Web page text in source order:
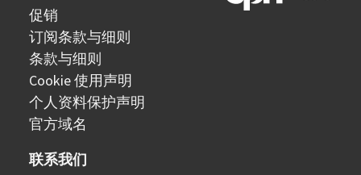
促销
订阅条款与细则
条款与细则
Cookie 使用声明
个人资料保护声明
官方域名
联系我们